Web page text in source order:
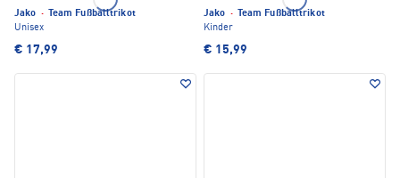
Jako ·
Team Fußballtrikot
Unisex
€ 17,99
Jako ·
Team Fußballtrikot
Kinder
€ 15,99